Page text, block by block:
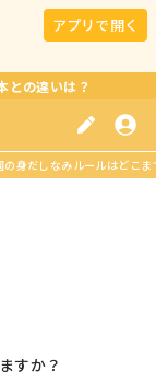
アプリで開く
との違いは？
の身だしなみルールはどこ
すか？